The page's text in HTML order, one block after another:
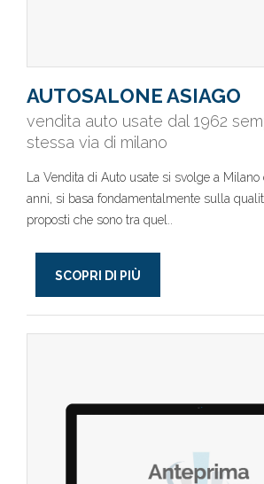
AUTOSALONE ASIAGO
vendita auto usate dal 1962
stessa via di milano
La Vendita di Auto usate si svolge a
anni, si basa fondamentalmente sulla
proposti che sono tra quel..
SCOPRI DI PIÙ